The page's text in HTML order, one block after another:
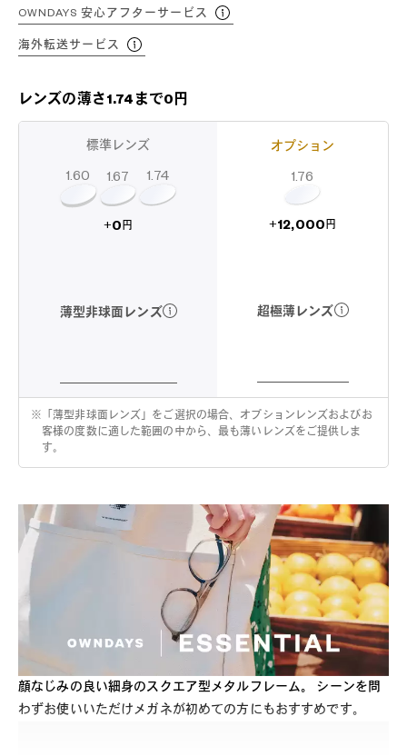
OWNDAYS 安心アフターサービス
海外転送サービス
レンズの薄さ1.74まで0円
標準レンズ
1.60 1.67 1.74
+0 円
薄型非球面レンズ
オプション
1.76
+12,000 円
超極薄レンズ
※
「薄型非球面レンズ」をご選択の場合、オプションレンズおよびお
客様の度数に適した範囲の中から、最も薄いレンズをご提供しま
す。
顔なじみの良い細身のスクエア型メタルフレーム。 シーンを問
わずお使いいただけメガネが初めての方にもおすすめです。